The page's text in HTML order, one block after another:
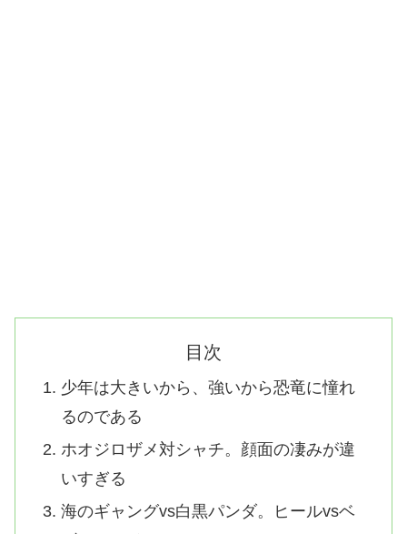
目次
少年は大きいから、強いから恐竜に憧れ
るのである
ホオジロザメ対シャチ。顔面の凄みが違
いすぎる
海のギャングvs白黒パンダ。ヒールvsベ